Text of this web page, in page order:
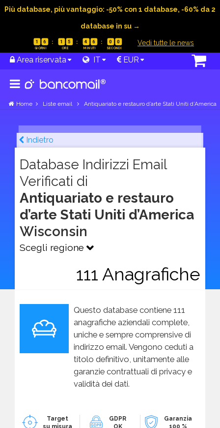
Più database, più vantaggio: -50% con 1 database, -60% da 2
database in su →
1 6 1 5 4 5 5 9 Vedi tutte le news
Area riservata IT EUR
Home Liste email Antiquariato e restauro d’arte Stati Uniti d’America
Indietro
Database Indirizzi Email
Verificati di
Antiquariato e restauro
d’arte Stati Uniti d’America
Wisconsin
Scegli regione
111 Anagrafiche
Questo database contiene 111
anagrafiche aziendali complete,
uniche e sempre comprensive di
indirizzo email. Vengono ceduti a
titolo definitivo, unitamente alle
garanzie contrattuali di privacy e
validità dei dati.
Target
su misura
GDPR
OK
Garanzia
100 %